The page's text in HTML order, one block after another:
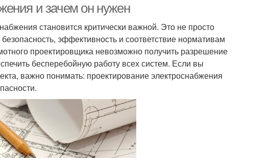
и зачем он нужен
становится критически важной. Это не просто
эффективность и соответствие нормативам
проектировщика невозможно получить разрешение
бесперебойную работу всех систем. Если вы
важно понимать: проектирование электроснабжения